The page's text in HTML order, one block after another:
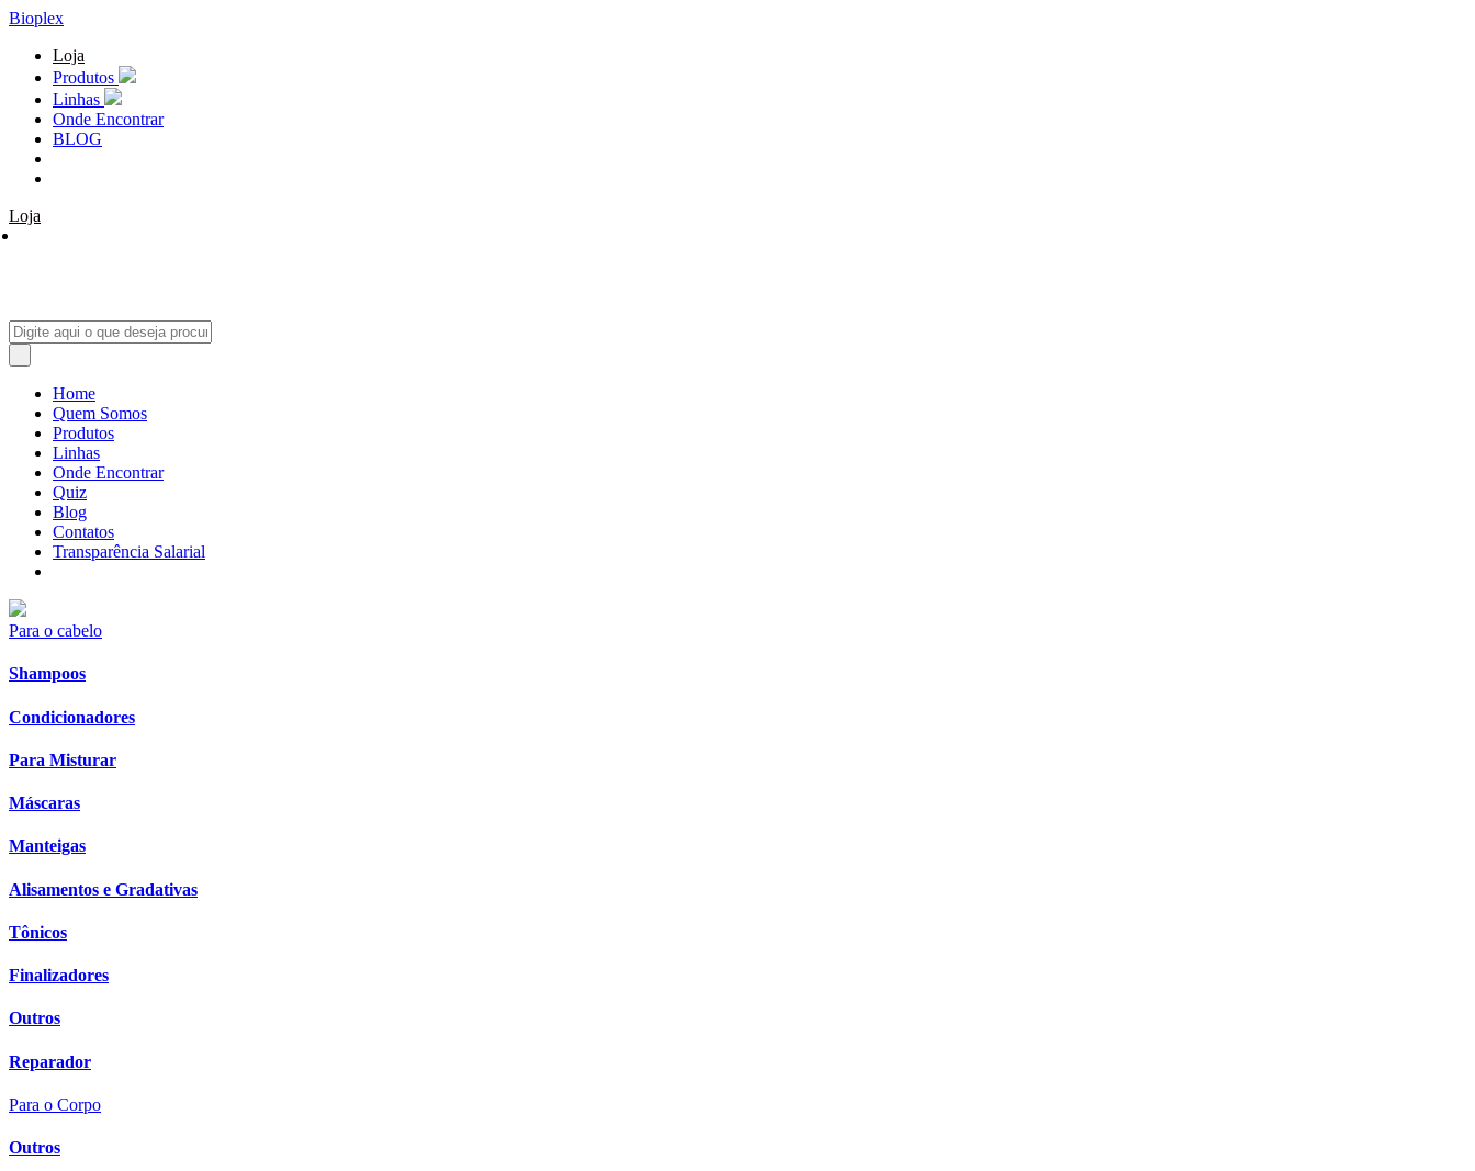
Bioplex
Loja
Produtos
Linhas
Onde Encontrar
BLOG
Loja
Home
Quem Somos
Produtos
Linhas
Onde Encontrar
Quiz
Blog
Contatos
Transparência Salarial
Para o cabelo
Shampoos
Condicionadores
Para Misturar
Máscaras
Manteigas
Alisamentos e Gradativas
Tônicos
Finalizadores
Outros
Reparador
Para o Corpo
Outros